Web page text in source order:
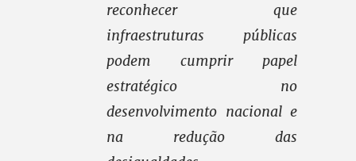
reconhecer que
infraestruturas públicas
podem cumprir papel
estratégico no
desenvolvimento nacional e
na redução das